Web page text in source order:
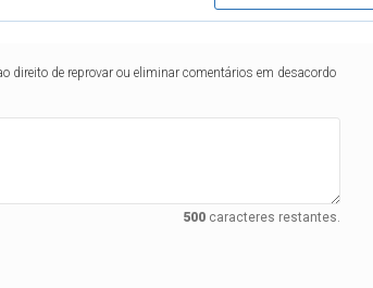
direito de reprovar ou eliminar comentários em desacordo
500caracteres restantes.